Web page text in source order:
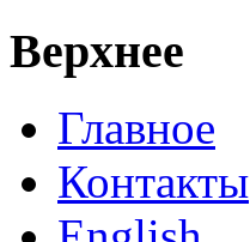
Верхнее
Главное
Контакты